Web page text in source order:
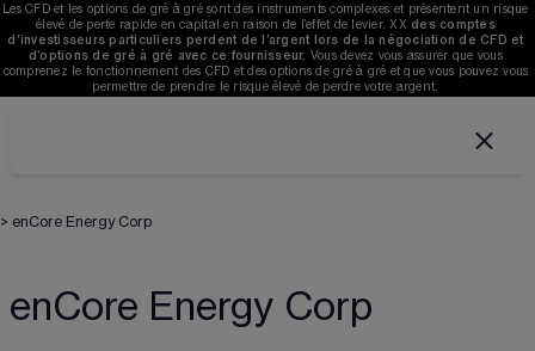
Les CFD et les options de gré à gré sont des instruments complexes et présentent un risque
élevé de perte rapide en capital en raison de l’effet de levier. XX des comptes
d’investisseurs particuliers perdent de l’argent lors de la négociation de CFD et
d’options de gré à gré avec ce fournisseur. Vous devez vous assurer que vous
comprenez le fonctionnement des CFD et des options de gré à gré et que vous pouvez vous
permettre de prendre le risque élevé de perdre votre argent.
> enCore Energy Corp
enCore Energy Corp